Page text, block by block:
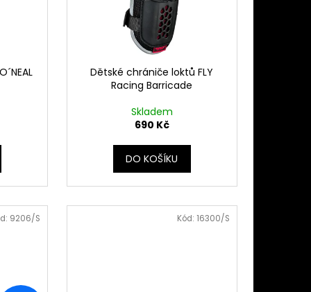
Dětské chrániče loktů FLY
Racing Barricade
Skladem
690 Kč
DO KOŠÍKU
9206/S Kód: 16300/S